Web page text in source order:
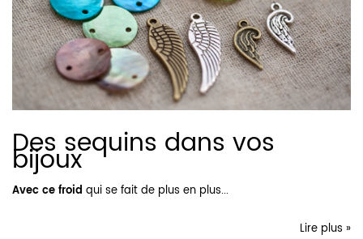
Des sequins dans vos
bijoux
Avec ce froid qui se fait de plus en plus...
Lire plus »